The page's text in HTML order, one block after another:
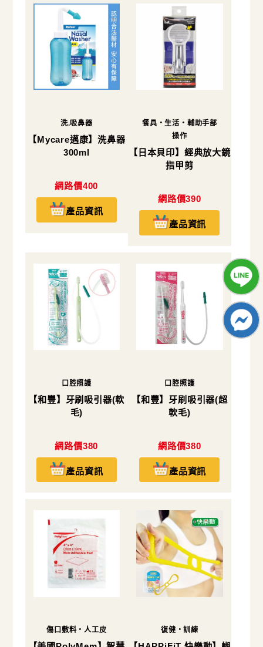
洗.吸鼻器
【Mycare邁康】洗鼻器
300ml
網路價400
產品資訊
餐具・生活・輔助手部
操作
【日本貝印】經典放大鏡
指甲剪
網路價390
產品資訊
口腔照護
【和豐】牙刷吸引器(軟
毛)
網路價380
產品資訊
口腔照護
【和豐】牙刷吸引器(超
軟毛)
網路價380
產品資訊
傷口敷料・人工皮 復健・訓練